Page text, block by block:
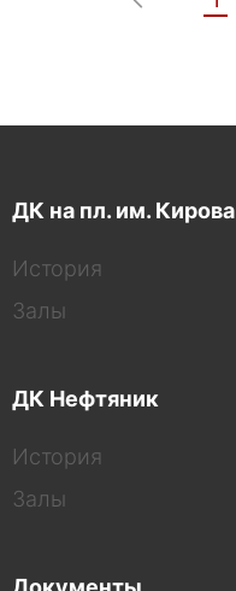
ДК на пл. им. Кирова
История
Залы
ДК Нефтяник
История
Залы